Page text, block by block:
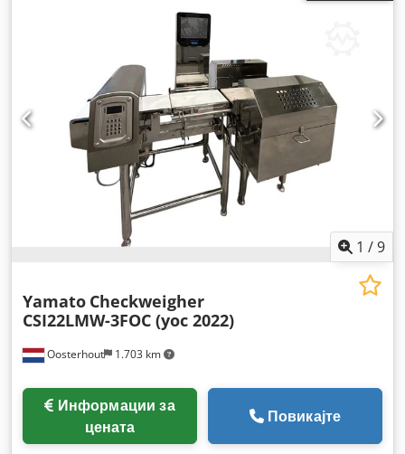
1 /9
Oosterhout 1.703 km
Yamato Checkweigher
CSI22LMW-3FOC (yoc 2022)
цената
Повикајте